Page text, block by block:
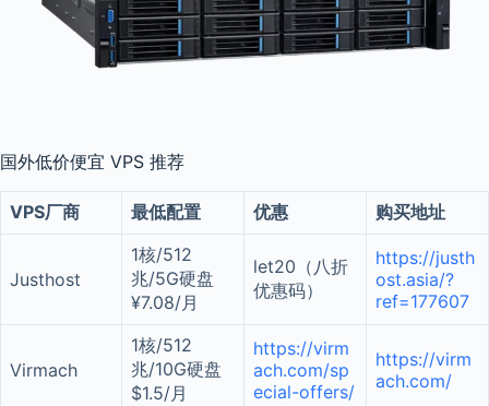
国外低价便宜 VPS 推荐
VPS厂商 最低配置 优惠 购买地址
Justhost
1核/512
兆/5G硬盘
¥7.08/月
let20（八折
优惠码）
https://justh
ost.asia/?
ref=177607
Virmach
1核/512
兆/10G硬盘
$1.5/月
https://virm
ach.com/sp
ecial-offers/
https://virm
ach.com/